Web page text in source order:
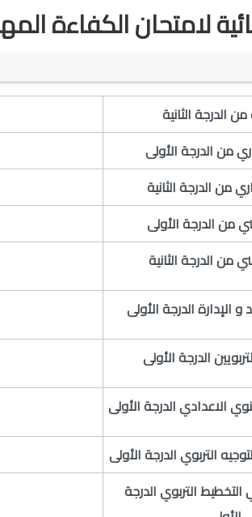
لامتحان الكفاءة
الدرجة الثانية
من الدرجة الأولى
من الدرجة الثانية
من الدرجة الأولى
من الدرجة الثانية
الإدارة الدرجة الأولى
الدرجة الأولى
الاعدادي الدرجة الأولى
التربوي الدرجة الأولى
التربوي الدرجة